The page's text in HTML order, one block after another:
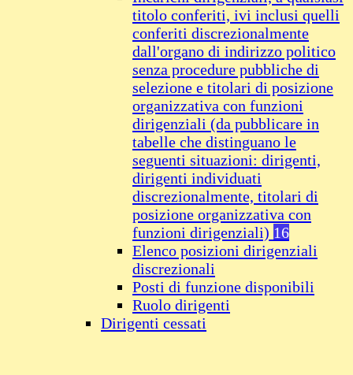
titolo conferiti, ivi inclusi quelli
conferiti discrezionalmente
dall'organo di indirizzo politico
senza procedure pubbliche di
selezione e titolari di posizione
organizzativa con funzioni
dirigenziali (da pubblicare in
tabelle che distinguano le
seguenti situazioni: dirigenti,
dirigenti individuati
discrezionalmente, titolari di
posizione organizzativa con
funzioni dirigenziali) 16
Elenco posizioni dirigenziali
discrezionali
Posti di funzione disponibili
Ruolo dirigenti
Dirigenti cessati